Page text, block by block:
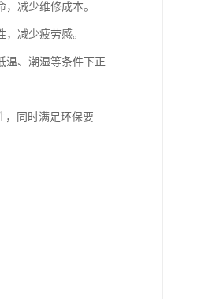
减少维修成本。
减少疲劳感。
温、潮湿等条件下正
，同时满足环保要